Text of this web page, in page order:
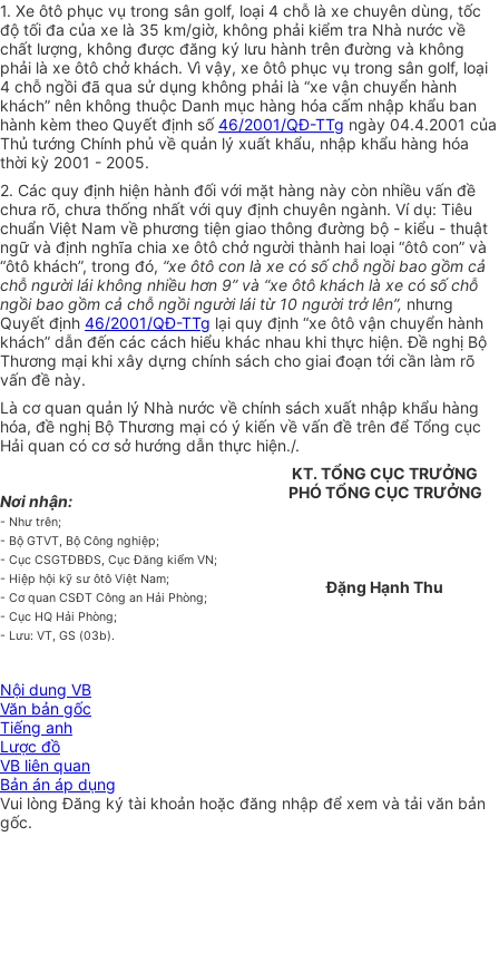
1. Xe ôtô phục vụ trong sân golf, loại 4 chỗ là xe chuyên dùng, tốc
độ tối đa của xe là 35 km/giờ, không phải kiểm tra Nhà nước về
chất lượng, không được đăng ký lưu hành trên đường và không
phải là xe ôtô chở khách. Vì vậy, xe ôtô phục vụ trong sân golf, loại
4 chỗ ngồi đã qua sử dụng không phải là “xe vận chuyển hành
khách” nên không thuộc Danh mục hàng hóa cấm nhập khẩu ban
hành kèm theo Quyết định số46/2001/QĐ-TTg ngày 04.4.2001 của
Thủ tướng Chính phủ về quản lý xuất khẩu, nhập khẩu hàng hóa
thời kỳ 2001 - 2005.
2. Các quy định hiện hành đối với mặt hàng này còn nhiều vấn đề
chưa rõ, chưa thống nhất với quy định chuyên ngành. Ví dụ: Tiêu
chuẩn Việt Nam về phương tiện giao thông đường bộ - kiểu - thuật
ngữ và định nghĩa chia xe ôtô chở người thành hai loại “ôtô con” và
“ôtô khách”, trong đó, “xe ôtô con là xe có số chỗ ngồi bao gồm cả
chỗ người lái không nhiều hơn 9” và “xe ôtô khách là xe có số chỗ
ngồi bao gồm cả chỗ ngồi người lái từ 10 người trở lên”, nhưng
Quyết định 46/2001/QĐ-TTg lại quy định “xe ôtô vận chuyển hành
khách” dẫn đến các cách hiểu khác nhau khi thực hiện. Đề nghị Bộ
Thương mại khi xây dựng chính sách cho giai đoạn tới cần làm rõ
vấn đề này.
Là cơ quan quản lý Nhà nước về chính sách xuất nhập khẩu hàng
hóa, đề nghị Bộ Thương mại có ý kiến về vấn đề trên để Tổng cục
Hải quan có cơ sở hướng dẫn thực hiện./.
Nơi nhận:
- Như trên;
- Bộ GTVT, Bộ Công nghiệp;
- Cục CSGTĐBĐS, Cục Đăng kiểm VN;
- Hiệp hội kỹ sư ôtô Việt Nam;
- Cơ quan CSĐT Công an Hải Phòng;
- Cục HQ Hải Phòng;
- Lưu: VT, GS (03b).
KT. TỔNG CỤC TRƯỞNG
PHÓ TỔNG CỤC TRƯỞNG
Đặng Hạnh Thu
Nội dung VB
Văn bản gốc
Tiếng anh
Lược đồ
VB liên quan
Bản án áp dụng
Vui lòngĐăng ký tài khoản hoặc đăng nhập để xem và tải văn bản
gốc.